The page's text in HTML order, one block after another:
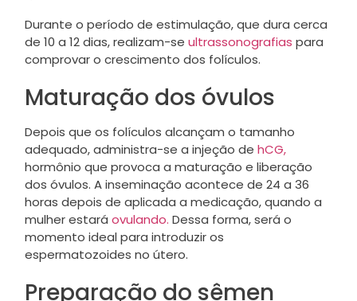
Durante o período de estimulação, que dura cerca
de 10 a 12 dias, realizam-se ultrassonografias para
comprovar o crescimento dos folículos.
Maturação dos óvulos
Depois que os folículos alcançam o tamanho
adequado, administra-se a injeção de hCG,
hormônio que provoca a maturação e liberação
dos óvulos. A inseminação acontece de 24 a 36
horas depois de aplicada a medicação, quando a
mulher estará ovulando. Dessa forma, será o
momento ideal para introduzir os
espermatozoides no útero.
Preparação do sêmen